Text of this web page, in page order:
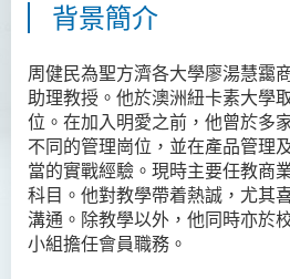
背景簡介
周健民為聖方濟各大學廖湯慧靄
助理教授。他於澳洲紐卡素大學
位。在加入明愛之前，他曾於多
不同的管理崗位，並在產品管理
當的實戰經驗。現時主要任教商
科目。他對教學帶着熱誠，尤其
溝通。除教學以外，他同時亦於
小組擔任會員職務。
學員通訊
資訊及活